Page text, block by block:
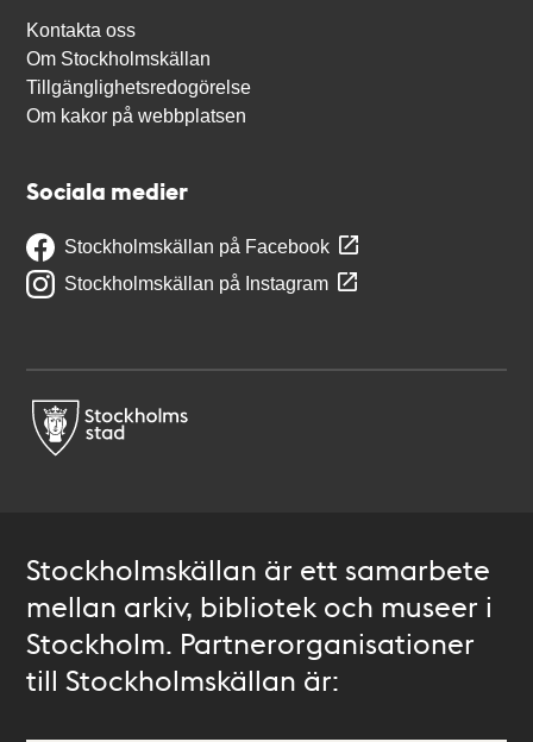
Kontakta oss
Om Stockholmskällan
Tillgänglighetsredogörelse
Om kakor på webbplatsen
Sociala medier
Stockholmskällan på Facebook
Stockholmskällan på Instagram
Stockholmskällan är ett samarbete
mellan arkiv, bibliotek och museer i
Stockholm. Partnerorganisationer
till Stockholmskällan är: